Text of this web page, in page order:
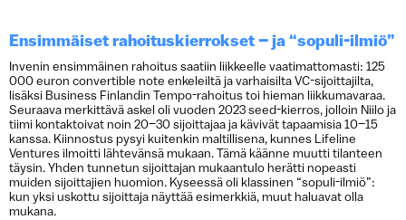
Ensimmäiset rahoituskierrokset – ja “sopuli-ilmiö”
Invenin ensimmäinen rahoitus saatiin liikkeelle vaatimattomasti: 125
000 euron convertible note enkeleiltä ja varhaisilta VC-sijoittajilta,
lisäksi Business Finlandin Tempo-rahoitus toi hieman liikkumavaraa.
Seuraava merkittävä askel oli vuoden 2023 seed-kierros, jolloin Niilo ja
tiimi kontaktoivat noin 20–30 sijoittajaa ja kävivät tapaamisia 10–15
kanssa. Kiinnostus pysyi kuitenkin maltillisena, kunnes Lifeline
Ventures ilmoitti lähtevänsä mukaan. Tämä käänne muutti tilanteen
täysin. Yhden tunnetun sijoittajan mukaantulo herätti nopeasti
muiden sijoittajien huomion. Kyseessä oli klassinen “sopuli-ilmiö”:
kun yksi uskottu sijoittaja näyttää esimerkkiä, muut haluavat olla
mukana.